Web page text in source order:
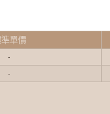
單價
-
-